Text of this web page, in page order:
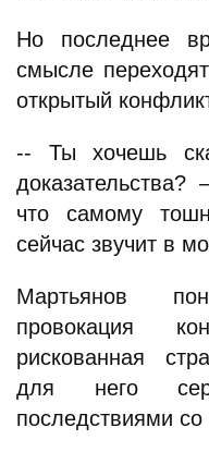
Но последнее
смысле
открытый
-- Ты хочешь
что самому
сейчас звучит в
Мартьянов
провокация
рискованная
для него
последствиями